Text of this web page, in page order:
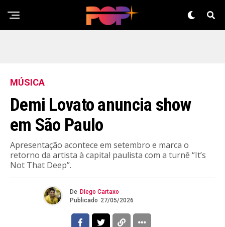
MÚSICA
Demi Lovato anuncia show
em São Paulo
Apresentação acontece em setembro e marca o
retorno da artista à capital paulista com a turnê “It’s
Not That Deep”.
De Diego Cartaxo
Publicado 27/05/2026